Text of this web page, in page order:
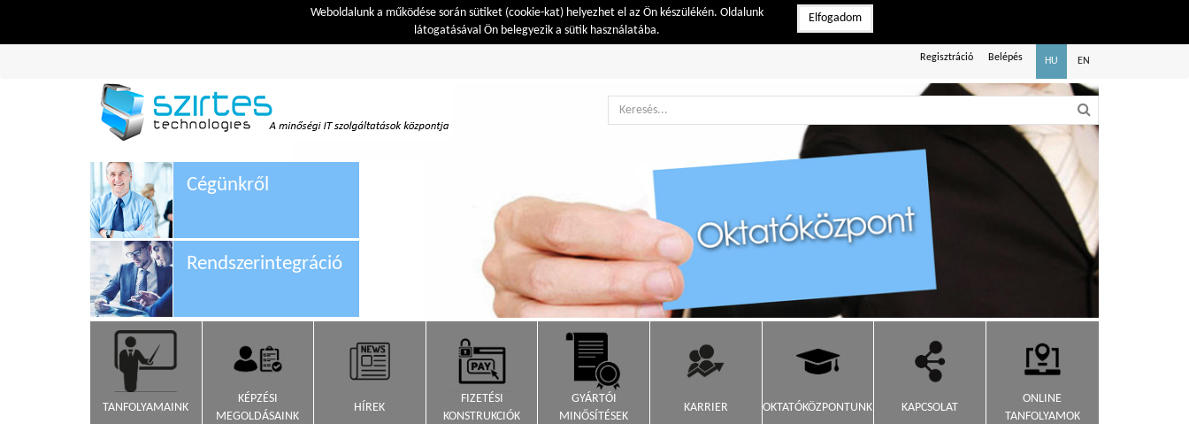
Weboldalunk a működése során sütiket (cookie-kat) helyezhet el az Ön készülékén. Oldalunk
látogatásával Ön belegyezik a sütik használatába.
Elfogadom
HU EN
Regisztráció Belépés
Cégünkről
Rendszerintegráció
TANFOLYAMAINK
KÉPZÉSI
MEGOLDÁSAINK
HÍREK
FIZETÉSI
KONSTRUKCIÓK
GYÁRTÓI
MINŐSÍTÉSEK
KARRIER OKTATÓKÖZPONTUNK KAPCSOLAT
ONLINE
TANFOLYAMOK